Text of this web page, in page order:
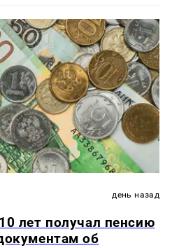
день назад
лет получал пенсию
об